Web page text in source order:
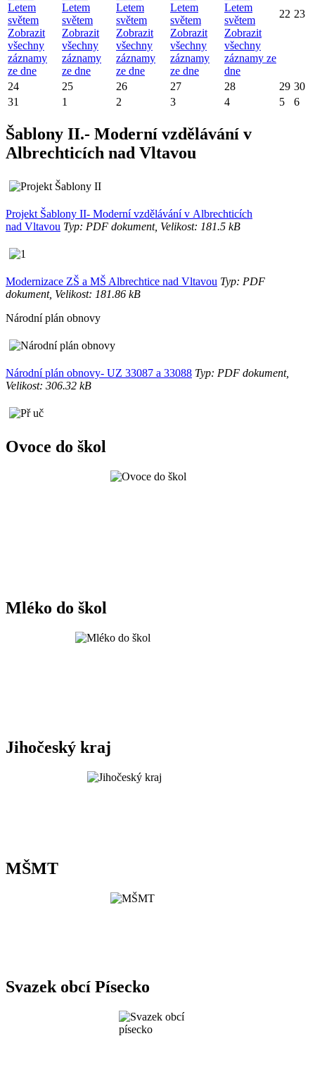
Letem
světem
Zobrazit
všechny
záznamy
ze dne
Letem
světem
Zobrazit
všechny
záznamy
ze dne
Letem
světem
Zobrazit
všechny
záznamy
ze dne
Letem
světem
Zobrazit
všechny
záznamy
ze dne
Letem
světem
Zobrazit
všechny
záznamy ze
dne
22 23
24 25 26 27 28 29 30
31
1 2 3 4 5 6
Šablony II.- Moderní vzdělávání v
Albrechticích nad Vltavou
Projekt Šablony II- Moderní vzdělávání v Albrechticích
nad Vltavou Typ: PDF dokument, Velikost: 181.5 kB
Modernizace ZŠ a MŠ Albrechtice nad Vltavou Typ: PDF
dokument, Velikost: 181.86 kB
Národní plán obnovy
Národní plán obnovy- UZ 33087 a 33088 Typ: PDF dokument,
Velikost: 306.32 kB
Ovoce do škol
Mléko do škol
Jihočeský kraj
MŠMT
Svazek obcí Písecko